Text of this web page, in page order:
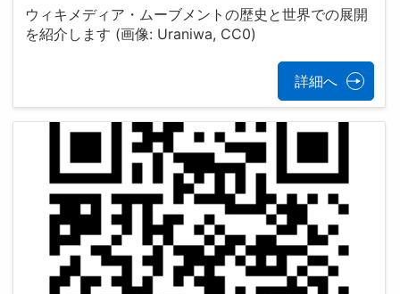
ウィキメディア・ムーブメントの歴史と世界での展開
を紹介します (画像: Uraniwa, CC0)
詳細へ